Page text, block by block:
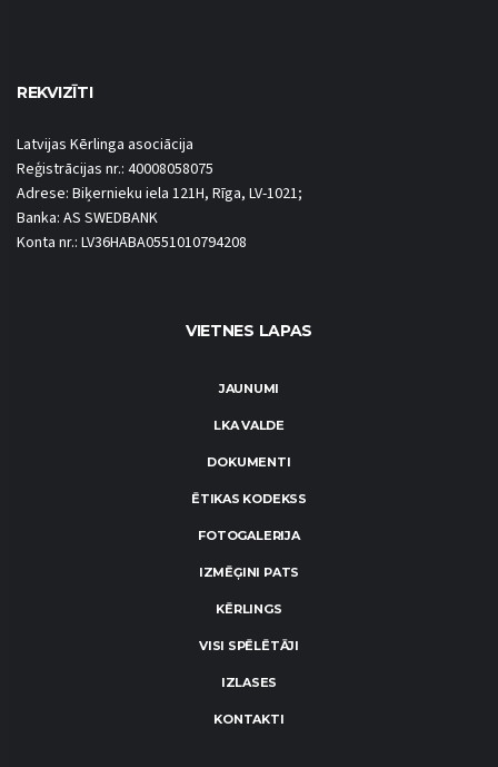
REKVIZĪTI
Latvijas Kērlinga asociācija
Reģistrācijas nr.: 40008058075
Adrese: Biķernieku iela 121H, Rīga, LV-1021;
Banka: AS SWEDBANK
Konta nr.: LV36HABA0551010794208
VIETNES LAPAS
JAUNUMI
LKA VALDE
DOKUMENTI
ĒTIKAS KODEKSS
FOTOGALERIJA
IZMĒĢINI PATS
KĒRLINGS
VISI SPĒLĒTĀJI
IZLASES
KONTAKTI